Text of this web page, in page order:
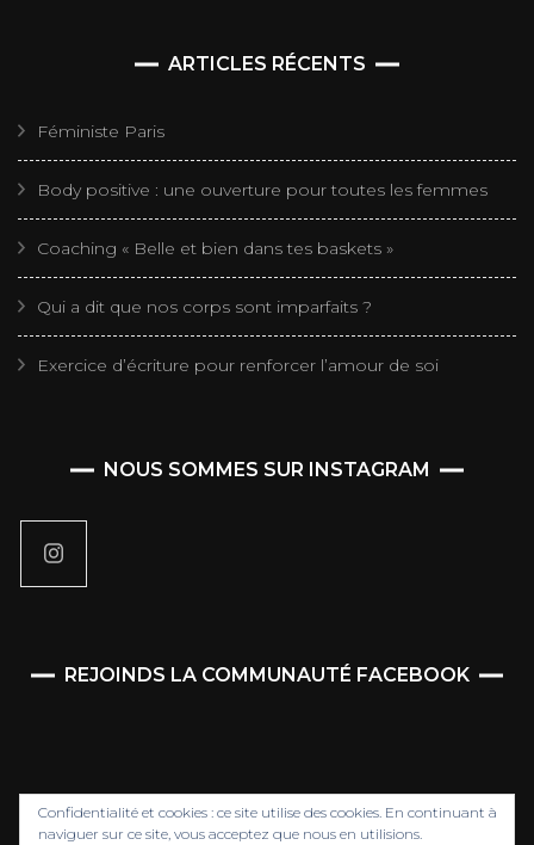
ARTICLES RÉCENTS
Féministe Paris
Body positive : une ouverture pour toutes les femmes
Coaching « Belle et bien dans tes baskets »
Qui a dit que nos corps sont imparfaits ?
Exercice d’écriture pour renforcer l’amour de soi
NOUS SOMMES SUR INSTAGRAM
Confidentialité et cookies : ce site utilise des cookies. En continuant à
naviguer sur ce site, vous acceptez que nous en utilisions.
REJOINDS LA COMMUNAUTÉ FACEBOOK